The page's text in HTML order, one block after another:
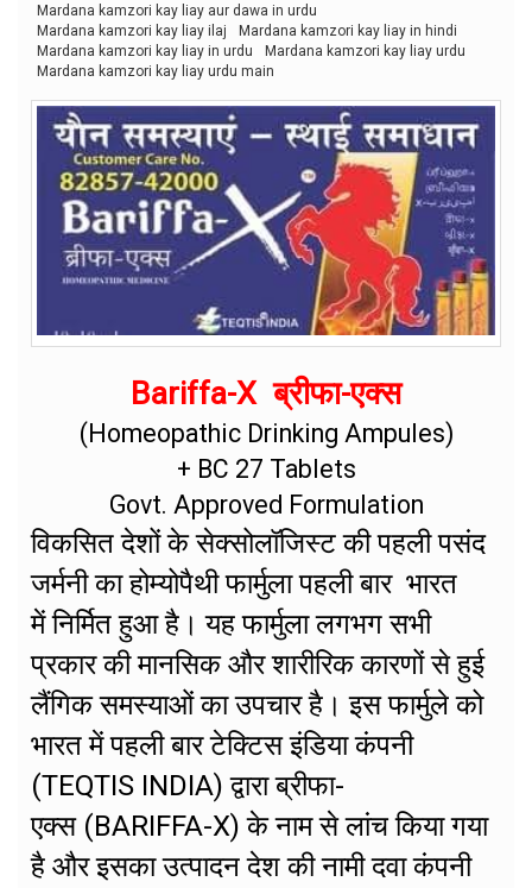
Mardana kamzori kay liay aur dawa in urdu
Mardana kamzori kay liay ilaj
Mardana kamzori kay liay in hindi
Mardana kamzori kay liay in urdu
Mardana kamzori kay liay urdu
Mardana kamzori kay liay urdu main
Bariffa-X ब्रीफा-एक्स
(Homeopathic Drinking Ampules)
+ BC 27 Tablets
Govt. Approved Formulation
विकसित देशों के सेक्सोलॉजिस्ट की पहली पसंद
जर्मनी का होम्योपैथी फार्मुला पहली बार भारत
में निर्मित हुआ है। यह फार्मुला लगभग सभी
प्रकार की मानसिक और शारीरिक कारणों से हुई
लैंगिक समस्याओं का उपचार है। इस फार्मुले को
भारत में पहली बार टेक्टिस इंडिया कंपनी
(TEQTIS INDIA) द्वारा ब्रीफा-
एक्स (BARIFFA-X) के नाम से लांच किया गया
है और इसका उत्पादन देश की नामी दवा कंपनी